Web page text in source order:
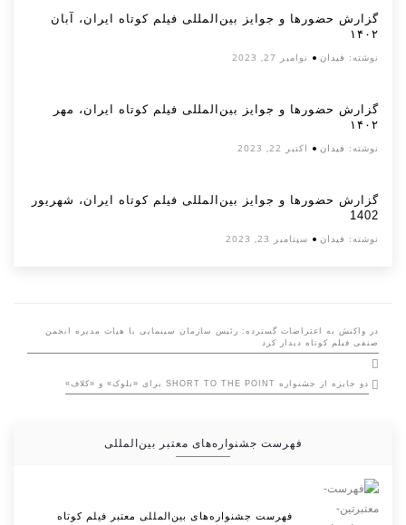
گزارش حضورها و جوایز بین‌المللی فیلم کوتاه ایران، آبان
۱۴۰۲
نوشته: فیدان نوامبر 27, 2023
گزارش حضورها و جوایز بین‌المللی فیلم کوتاه ایران، مهر
۱۴۰۲
نوشته: فیدان اکتبر 22, 2023
گزارش حضورها و جوایز بین‌المللی فیلم کوتاه ایران، شهریور
1402
نوشته: فیدان سپتامبر 23, 2023
در واکنش به اعتراضات گسترده: رئیس سازمان سینمایی با هیات مدیره انجمن
صنفی فیلم کوتاه دیدار کرد
دو جایزه از جشنواره SHORT TO THE POINT برای «بلوک» و «کلاف»
فهرست جشنواره‌های معتبر بین‌المللی
فهرست جشنواره‌های بین‌المللی معتبر فیلم کوتاه